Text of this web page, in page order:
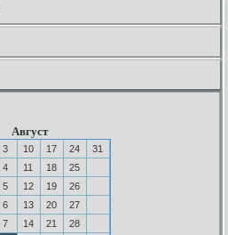
Август
3 10 17 24
31
4 11 18
25
5 12 19
26
6 13 20
27
7 14 21
28